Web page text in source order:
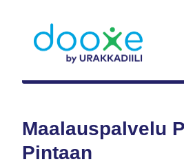
Maalauspalvelu
Pintaan